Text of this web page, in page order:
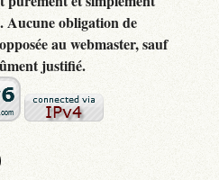
Aucune obligation de
au webmaster, sauf
justifié.